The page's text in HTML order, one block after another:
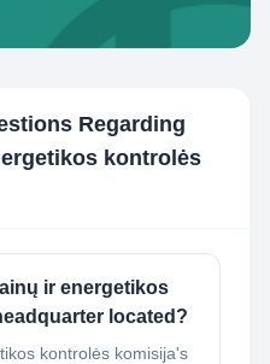
Regarding
kontrolės
ir energetikos
located?
kontrolės komisija's